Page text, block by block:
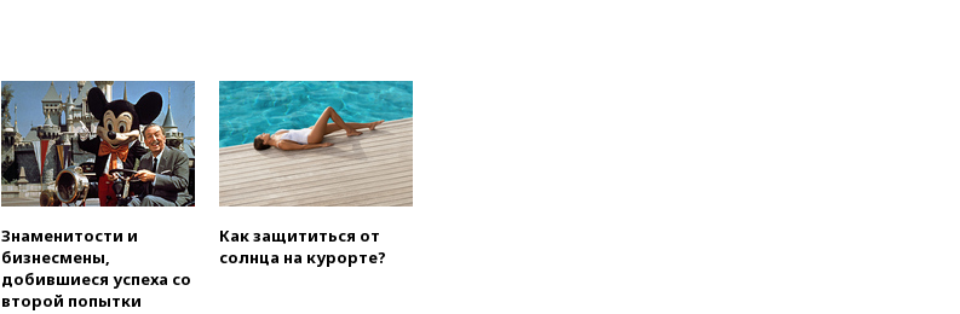
18:00
Совет мира выбрал
подрядчика для
строительства военной базы в
Газе
17:50
Миронов призвал снять
«Яблоко» с выборов в Госдуму
Правительство получит
«золотую акцию» в
Знаменитости и
бизнесмены,
добившиеся успеха со
второй попытки
Как защититься от
солнца на курорте?